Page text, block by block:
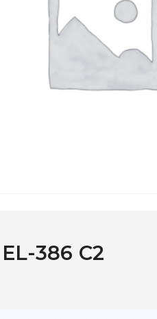
— скидка 10%